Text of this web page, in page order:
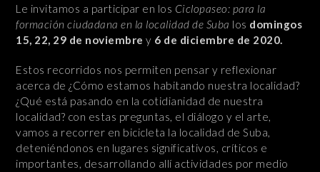
Le invitamos a participar en los Ciclopaseo: para la
formación ciudadana en la localidad de Suba los domingos
15, 22, 29 de noviembre y 6 de diciembre de 2020.
Estos recorridos nos permiten pensar y reflexionar
acerca de ¿Cómo estamos habitando nuestra localidad?
¿Qué está pasando en la cotidianidad de nuestra
localidad? con estas preguntas, el diálogo y el arte,
vamos a recorrer en bicicleta la localidad de Suba,
deteniéndonos en lugares significativos, críticos e
importantes, desarrollando allí actividades por medio